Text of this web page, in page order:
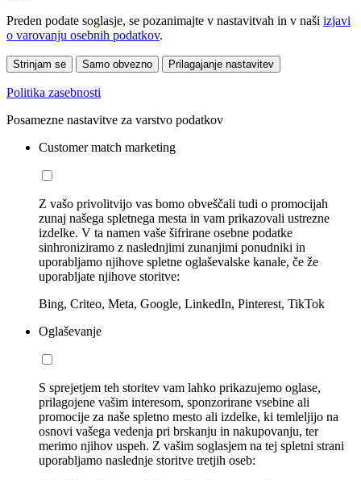
Preden podate soglasje, se pozanimajte v nastavitvah in v naši izjavi
o varovanju osebnih podatkov.
Strinjam se Samo obvezno Prilagajanje nastavitev
Politika zasebnosti
Posamezne nastavitve za varstvo podatkov
Customer match marketing
Z vašo privolitvijo vas bomo obveščali tudi o promocijah
zunaj našega spletnega mesta in vam prikazovali ustrezne
izdelke. V ta namen vaše šifrirane osebne podatke
sinhroniziramo z naslednjimi zunanjimi ponudniki in
uporabljamo njihove spletne oglaševalske kanale, če že
uporabljate njihove storitve:
Bing, Criteo, Meta, Google, LinkedIn, Pinterest, TikTok
Oglaševanje
S sprejetjem teh storitev vam lahko prikazujemo oglase,
prilagojene vašim interesom, sponzorirane vsebine ali
promocije za naše spletno mesto ali izdelke, ki temleljijo na
osnovi vašega vedenja pri brskanju in nakupovanju, ter
merimo njihov uspeh. Z vašim soglasjem na tej spletni strani
uporabljamo naslednje storitve tretjih oseb: